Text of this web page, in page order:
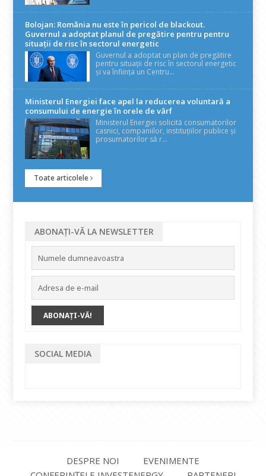
Bolojan: România nu este în pericol de blackout.
Guvernul a adoptat planul de pregătire pentru pentru
situații de risc în sectorul energetic
Guvernul a adoptat un plan de pregătire
pentru situații de risc în sectorul energetic
și va înființa un Centru...
Ministerul Energiei face apel la reducerea voluntară a
consumului de energie în orele de vârf
Ministerul Energiei solicită consumatorilor
casnici, companiilor, instituțiilor publice și
prosumatorilor să r...
Toate articolele
ABONAȚI-VĂ LA NEWSLETTER
SOCIAL MEDIA
DESPRE NOI
EVENIMENTE